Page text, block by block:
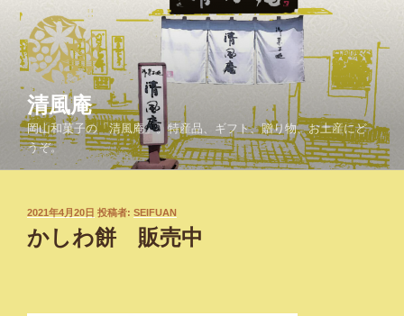
清風庵
岡山和菓子の「清風庵」。特産品、ギフト、贈り物、お土産にど
うぞ。
投
稿
日:
2021年4月20日 投稿者: SEIFUAN
かしわ餅 販売中